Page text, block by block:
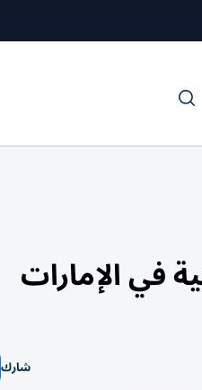
في الإمارات
شارك